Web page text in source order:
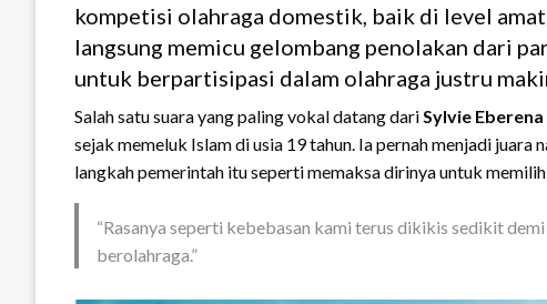
kompetisi olahraga domestik, baik di level
langsung memicu gelombang penolakan dari
untuk berpartisipasi dalam olahraga justru
Salah satu suara yang paling vokal datang dariSylvie Eberena
sejak memeluk Islam di usia 19 tahun. Ia pernah menjadi
langkah pemerintah itu seperti memaksa dirinya untuk
“Rasanya seperti kebebasan kami terus dikikis sedikit
berolahraga.”